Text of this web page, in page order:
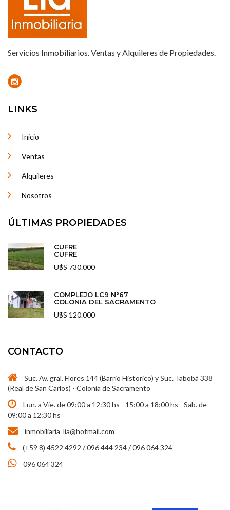
Servicios Inmobiliarios. Ventas y Alquileres de Propiedades.
LINKS
Inicio
Ventas
Alquileres
Nosotros
ÚLTIMAS PROPIEDADES
CUFRE
CUFRE
U$S 730.000
COMPLEJO LC9 N°67
COLONIA DEL SACRAMENTO
U$S 120.000
CONTACTO
Suc. Av. gral. Flores 144 (Barrio Historico) y Suc. Tabobá 338
(Real de San Carlos) - Colonia de Sacramento
Lun. a Vie. de 09:00 a 12:30 hs - 15:00 a 18:00 hs - Sab. de
09:00 a 12:30 hs
inmobiliaria_lia@hotmail.com
(+59 8) 4522 4292 / 096 444 234 / 096 064 324
096 064 324